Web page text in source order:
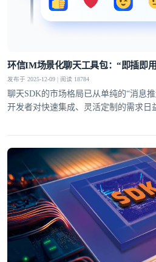
环信IM场景化聊天工具包：“即插即
发布于 2025-12-09 | 阅读 18784
聊天SDK的市场格局已从单纯的“消息推
开发者对快速集成、灵活定制的需求日
面覆盖，让开发者无需从零构建，轻松